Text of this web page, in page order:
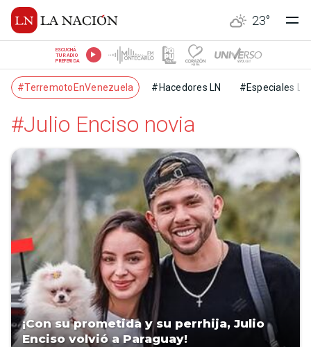
23°
ESCUCHÁ
TU RADIO
PREFERIDA
#TerremotoEnVenezuela #Hacedores LN #Especiales LN
#Julio Enciso novia
¡Con su prometida y su perrhija, Julio
Enciso volvió a Paraguay!